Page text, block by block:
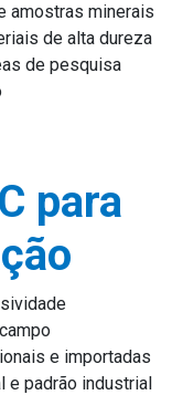
amostras minerais
de alta dureza
de pesquisa
para
e importadas
e padrão industrial